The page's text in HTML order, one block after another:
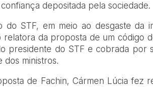
depositada pela sociedade.
STF, em meio ao desgaste da
da proposta de um código
presidente do STF e cobrada por
dos ministros.
de Fachin, Cármen Lúcia fez